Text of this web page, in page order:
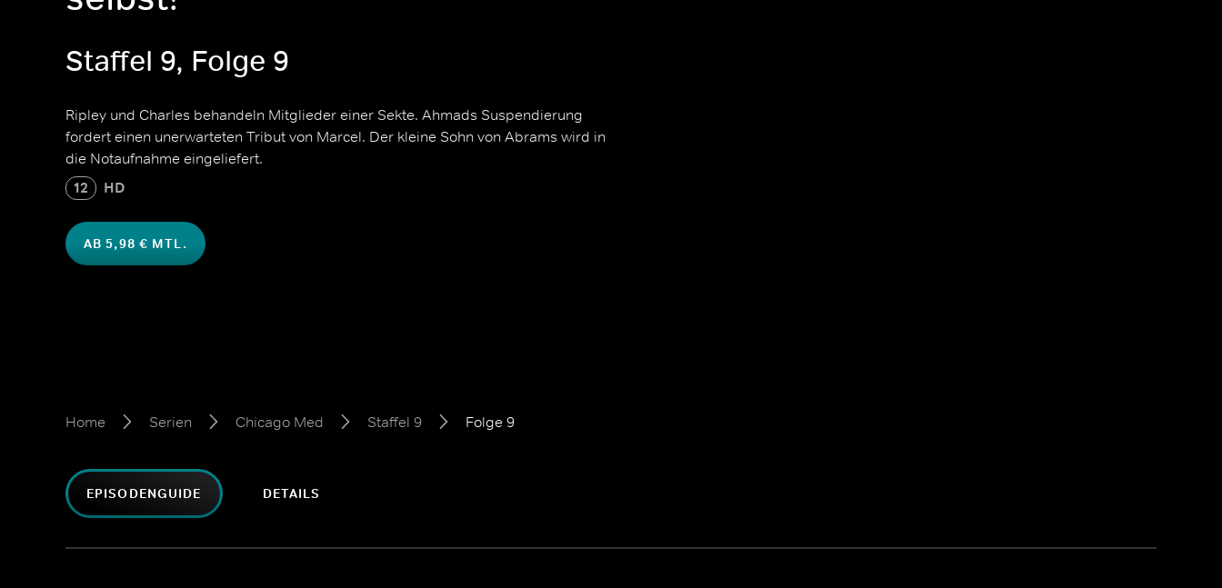
Staffel 9, Folge 9
Ripley und Charles behandeln Mitglieder einer Sekte. Ahmads Suspendierung
fordert einen unerwarteten Tribut von Marcel. Der kleine Sohn von Abrams wird in
die Notaufnahme eingeliefert.
12 HD
AB 5,98 € MTL.
Home Serien Chicago Med Staffel 9 Folge 9
EPISODENGUIDE DETAILS